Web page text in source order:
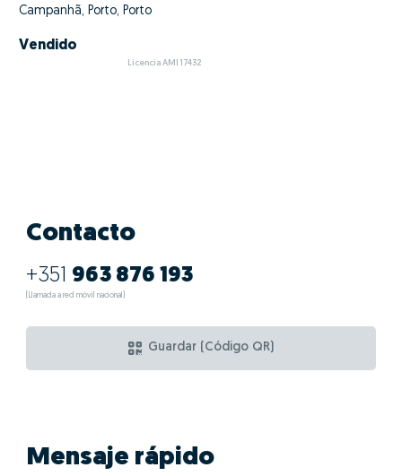
Campanhã, Porto, Porto
Vendido
Licencia AMI 17432
Contacto
+351 963 876 193
(Llamada a red móvil nacional)
Guardar (Código QR)
Mensaje rápido